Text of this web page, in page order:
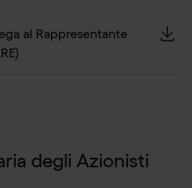
al Rappresentante
degli Azionisti